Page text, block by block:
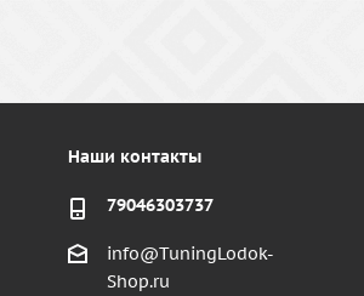
Наши контакты
79046303737
info@TuningLodok-
Shop.ru